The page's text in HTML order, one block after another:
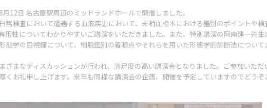
12日 名古屋駅周辺のミッドランドホールで開催しました。
常検査において遭遇する血液疾患において、末梢血標本における鑑別のポイントや検
用性についてわかりやすいご講演をいただきました。また、特別講演の阿南建一先生
態学の目視録について、細胞鑑別の着眼点やそれらを用いた形態学的診断法について
ざまなディスカッションが行われ、満足度の高い講演会となりました。ご参加いただ
くお礼申し上げます。来年も同様な講演会の企画、開催を予定していますのでどうぞ